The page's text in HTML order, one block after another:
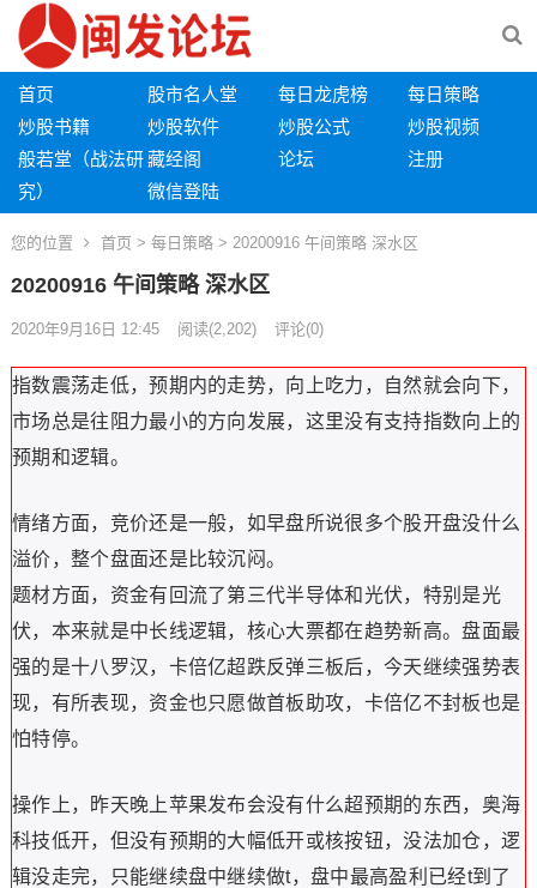
首页 股市名人堂 每日龙虎榜
每日策略
炒股书籍
炒股软件 炒股公式
炒股视频
般若堂（战法研
究）
藏经阁 论坛
注册
微信登陆
您的位置 首页 > 每日策略 > 20200916 午间策略 深水区
20200916 午间策略 深水区
2020年9月16日 12:45 阅读(2,202) 评论(0)
指数震荡走低，预期内的走势，向上吃力，自然就会向下，
市场总是往阻力最小的方向发展，这里没有支持指数向上的
预期和逻辑。
情绪方面，竞价还是一般，如早盘所说很多个股开盘没什么
溢价，整个盘面还是比较沉闷。
题材方面，资金有回流了第三代半导体和光伏，特别是光
伏，本来就是中长线逻辑，核心大票都在趋势新高。盘面最
强的是十八罗汉，卡倍亿超跌反弹三板后，今天继续强势表
现，有所表现，资金也只愿做首板助攻，卡倍亿不封板也是
怕特停。
操作上，昨天晚上苹果发布会没有什么超预期的东西，奥海
科技低开，但没有预期的大幅低开或核按钮，没法加仓，逻
辑没走完，只能继续盘中继续做t，盘中最高盈利已经t到了